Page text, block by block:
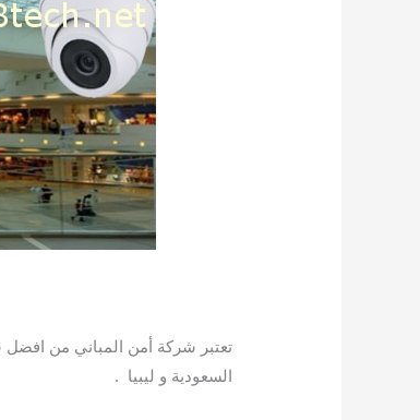
تعتبر شركة أمن المباني من
السعودية و ليبيا .